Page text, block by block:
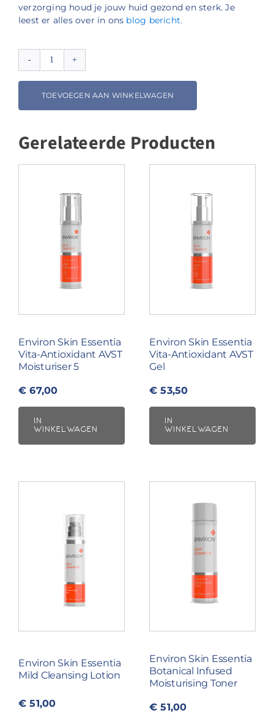
verzorging houd je jouw huid gezond en sterk. Je
leest er alles over in ons blog bericht.
Environ
Essentia
aantal
TOEVOEGEN AAN WINKELWAGEN
Gerelateerde Producten
Environ Skin Essentia
Vita-Antioxidant AVST
Moisturiser 5
€ 67,00
IN
WINKELWAGEN
Environ Skin Essentia
Vita-Antioxidant AVST
Gel
€ 53,50
IN
WINKELWAGEN
Environ Skin Essentia
Mild Cleansing Lotion
€ 51,00
Environ Skin Essentia
Botanical Infused
Moisturising Toner
€ 51,00